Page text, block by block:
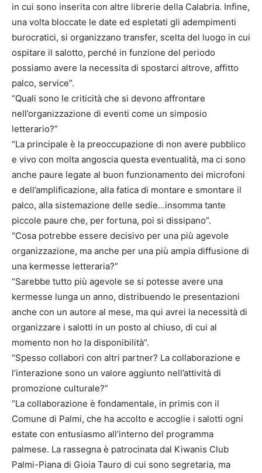
in cui sono inserita con altre librerie della Calabria. Infine,
una volta bloccate le date ed espletati gli adempimenti
burocratici, si organizzano transfer, scelta del luogo in cui
ospitare il salotto, perché in funzione del periodo
possiamo avere la necessita di spostarci altrove, affitto
palco, service”.
“Quali sono le criticità che si devono affrontare
nell’organizzazione di eventi come un simposio
letterario?”
“La principale è la preoccupazione di non avere pubblico
e vivo con molta angoscia questa eventualità, ma ci sono
anche paure legate al buon funzionamento dei microfoni
e dell’amplificazione, alla fatica di montare e smontare il
palco, alla sistemazione delle sedie…insomma tante
piccole paure che, per fortuna, poi si dissipano”.
“Cosa potrebbe essere decisivo per una più agevole
organizzazione, ma anche per una più ampia diffusione di
una kermesse letteraria?”
“Sarebbe tutto più agevole se si potesse avere una
kermesse lunga un anno, distribuendo le presentazioni
anche con un autore al mese, ma qui avrei la necessità di
organizzare i salotti in un posto al chiuso, di cui al
momento non ho la disponibilità”.
“Spesso collabori con altri partner? La collaborazione e
l’interazione sono un valore aggiunto nell’attività di
promozione culturale?”
“La collaborazione è fondamentale, in primis con il
Comune di Palmi, che ha accolto e accoglie i salotti ogni
estate con entusiasmo all’interno del programma
palmese. La rassegna è patrocinata dal Kiwanis Club
Palmi-Piana di Gioia Tauro di cui sono segretaria, ma